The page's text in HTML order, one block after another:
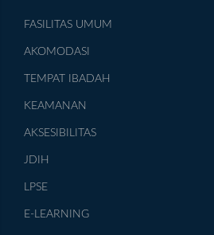
FASILITAS UMUM
AKOMODASI
TEMPAT IBADAH
KEAMANAN
AKSESIBILITAS
JDIH
LPSE
E-LEARNING